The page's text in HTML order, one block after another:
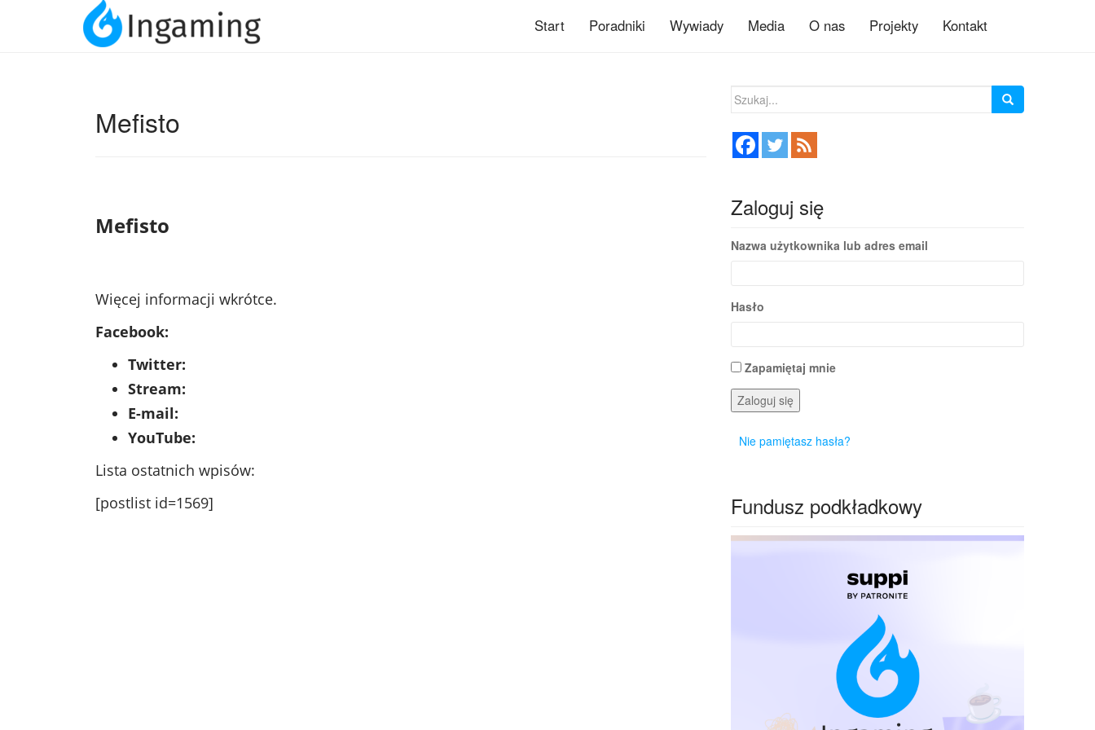
Start Poradniki Wywiady Media O nas Projekty Kontakt
Mefisto
Mefisto
Więcej informacji wkrótce.
Facebook:
Twitter:
Stream:
E-mail:
YouTube:
Lista ostatnich wpisów:
[postlist id=1569]
Szukaj:
Zaloguj się
Nazwa użytkownika lub adres email
Hasło
Zapamiętaj mnie
Zaloguj się
Nie pamiętasz hasła?
Fundusz podkładkowy